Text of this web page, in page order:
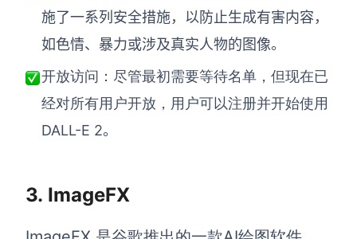
施了一系列安全措施，以防止生成有害内容，
如色情、暴力或涉及真实人物的图像。
开放访问：尽管最初需要等待名单，但现在已
经对所有用户开放，用户可以注册并开始使用
DALL-E 2。
3. ImageFX